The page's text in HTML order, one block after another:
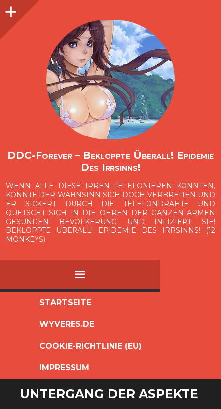
O
p
e
n
i
d
e
b
a
DDC-Forever – Bekloppte Überall! Epidemie
Des Irrsinns!
WENN ALLE DIESE IRREN TELEFONIEREN KÖNNTEN,
KÖNNTE DER WAHNSINN SICH DOCH VERBREITEN UND
ER SICKERT DURCH DIE TELEFONDRÄHTE UND
QUETSCHT SICH IN DIE OHREN DER GANZEN ARMEN
GESUNDEN BEVÖLKERUNG UND INFIZIERT SIE!
BEKLOPPTE ÜBERALL! EPIDEMIE DES IRRSINNS! (12
MONKEYS)
MENÜ
SPRINGEN
STARTSEITE
WYVERES.DE
COOKIE-RICHTLINIE (EU)
IMPRESSUM
Seitenleiste
UNTERGANG DER ASPEKTE